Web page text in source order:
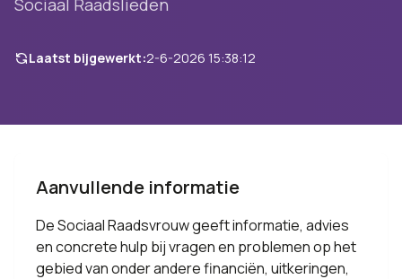
Sociaal Raadslieden
Laatst bijgewerkt:2-6-2026 15:38:12
Aanvullende informatie
De Sociaal Raadsvrouw geeft informatie, advies
en concrete hulp bij vragen en problemen op het
gebied van onder andere financiën, uitkeringen,